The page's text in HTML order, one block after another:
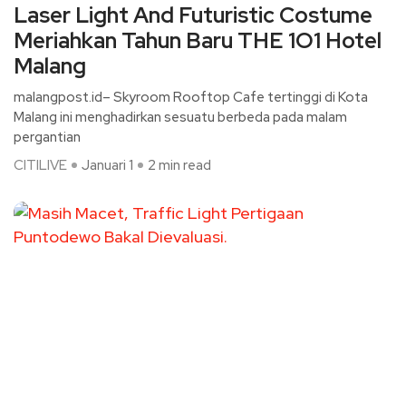
Laser Light And Futuristic Costume
Meriahkan Tahun Baru THE 1O1 Hotel
Malang
malangpost.id– Skyroom Rooftop Cafe tertinggi di Kota
Malang ini menghadirkan sesuatu berbeda pada malam
pergantian
CITILIVE
Januari 1 2 min read